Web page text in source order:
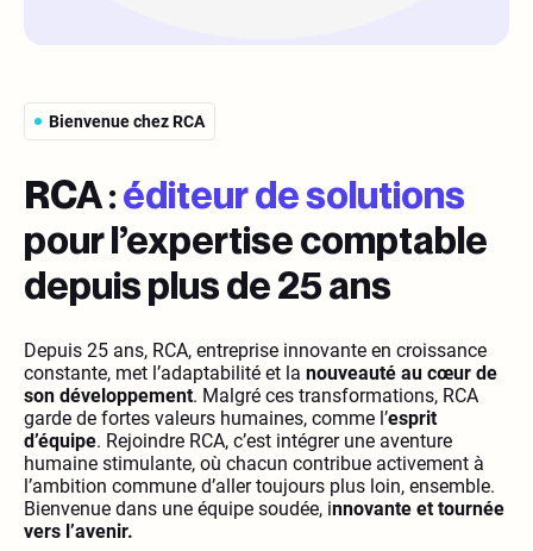
Bienvenue chez RCA
RCA :éditeur de solutions
pour l’expertise comptable
depuis plus de 25 ans
Depuis 25 ans, RCA, entreprise innovante en croissance
constante, met l’adaptabilité et la nouveauté au cœur de
son développement. Malgré ces transformations, RCA
garde de fortes valeurs humaines, comme l’esprit
d’équipe. Rejoindre RCA, c’est intégrer une aventure
humaine stimulante, où chacun contribue activement à
l’ambition commune d’aller toujours plus loin, ensemble.
Bienvenue dans une équipe soudée, innovante et tournée
vers l’avenir.